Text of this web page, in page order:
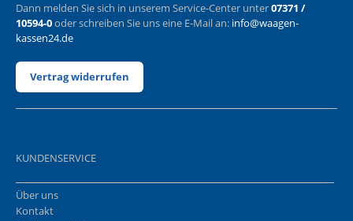
Dann melden Sie sich in unserem Service-Center unter07371 /
10594-0oder schreiben Sie uns eine E-Mail an: info@waagen-
kassen24.de
Vertrag widerrufen
KUNDENSERVICE
Über uns
Kontakt